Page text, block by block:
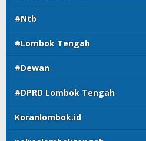
#Ntb
#Lombok Tengah
#Dewan
#DPRD Lombok Tengah
Koranlombok.id